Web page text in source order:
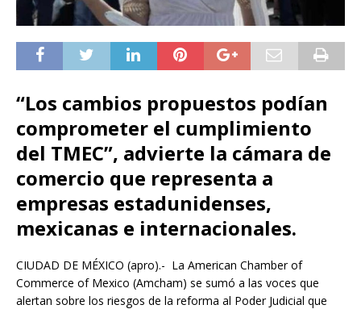
“Los cambios propuestos podían
comprometer el cumplimiento
del TMEC”, advierte la cámara de
comercio que representa a
empresas estadunidenses,
mexicanas e internacionales.
CIUDAD DE MÉXICO (apro).- La American Chamber of
Commerce of Mexico (Amcham) se sumó a las voces que
alertan sobre los riesgos de la reforma al Poder Judicial que